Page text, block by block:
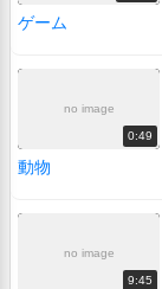
ゲーム
no image
0:49
動物
no image
9:45